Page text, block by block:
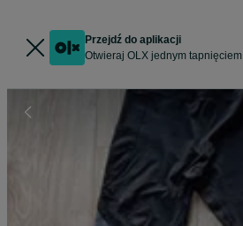
Przejdź do aplikacji
Otwieraj OLX jednym tapnięciem